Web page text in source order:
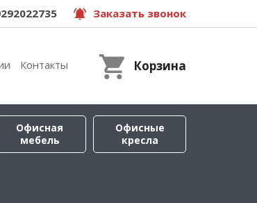
Заказать звонок
Контакты Корзина
Офисная
мебель
Офисные
кресла